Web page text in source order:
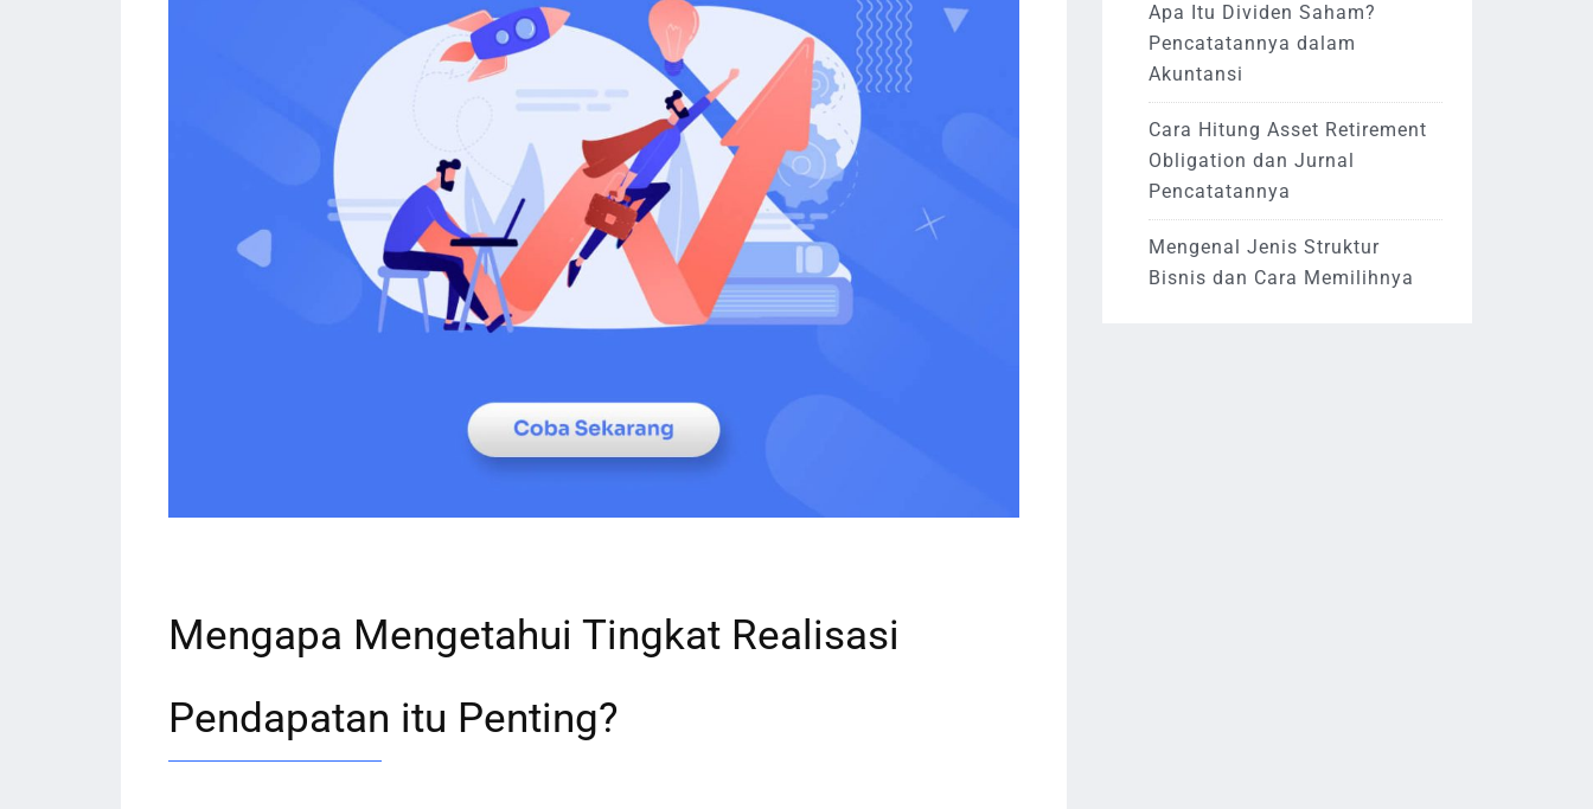
Mengapa Mengetahui Tingkat Realisasi
Pendapatan itu Penting?
Apa Itu Dividen Saham?
Pencatatannya dalam
Akuntansi
Cara Hitung Asset Retirement
Obligation dan Jurnal
Pencatatannya
Mengenal Jenis Struktur
Bisnis dan Cara Memilihnya